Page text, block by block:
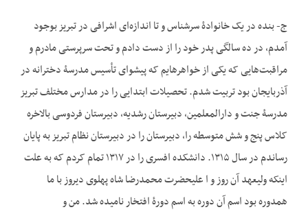
ج- بنده در یک خانوادۀ سرشناس و تا اندازه‌ای اشرافی در تبریز بوجود
آمدم، در ده سالگی پدر خود را از دست دادم و تحت سرپرستی مادرم و
مراقبت‌هایی که یکی از خواهرهایم که پیشوای تأسیس مدرسۀ دخترانه در
آذربایجان بود ‌تربیت شدم. تحصیلات ابتدایی را در مدارس مختلف تبریز
مدرسۀ جنت و دارالمعلمین، دبیرستان رشدیه، دبیرستان فردوسی بالاخره
کلاس پنج و شش متوسطه را، دبیرستان را در دبیرستان نظام تبریز به پایان
رساندم در سال ۱۳۱۵. دانشکده افسری را در ۱۳۱۷ تمام کردم که به علت
اینکه ولیعهد آن روز و ا علیحضرت محمدرضا شاه پهلوی دیروز با ما
همدوره بود اسم آن دوره به اسم دورۀ افتخار نامیده شد. من و